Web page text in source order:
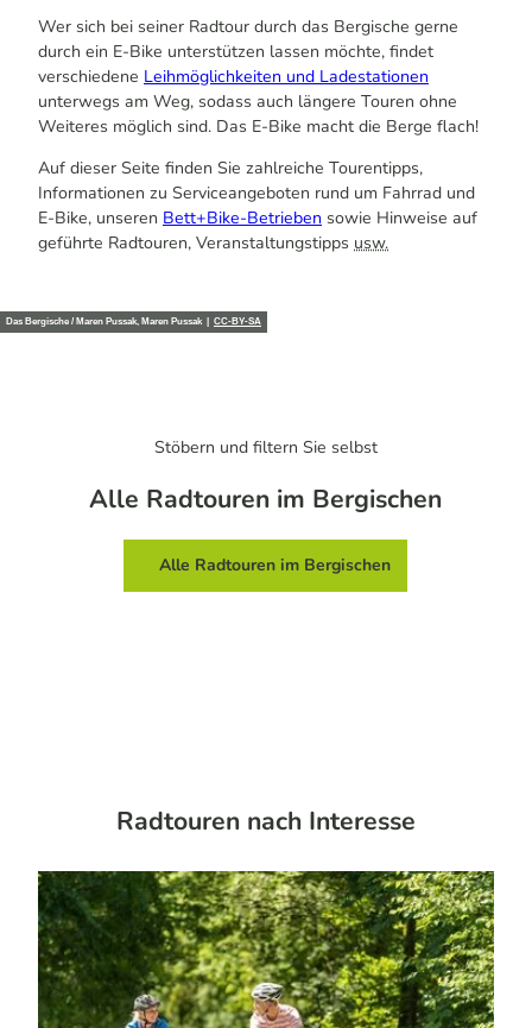
Wer sich bei seiner Radtour durch das Bergische gerne
durch ein E-Bike unterstützen lassen möchte, findet
verschiedene Leihmöglichkeiten und Ladestationen
unterwegs am Weg, sodass auch längere Touren ohne
Weiteres möglich sind. Das E-Bike macht die Berge flach!
Auf dieser Seite finden Sie zahlreiche Tourentipps,
Informationen zu Serviceangeboten rund um Fahrrad und
E-Bike, unseren Bett+Bike-Betrieben sowie Hinweise auf
geführte Radtouren, Veranstaltungstipps usw.
Das Bergische / Maren Pussak, Maren Pussak | CC-BY-SA
Stöbern und filtern Sie selbst
Alle Radtouren im Bergischen
Alle Radtouren im Bergischen
Radtouren nach Interesse